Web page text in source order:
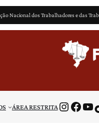
Nacional dos Trabalhadores e das
ÁREA RESTRITAInstagram Facebook Youtube TikTok